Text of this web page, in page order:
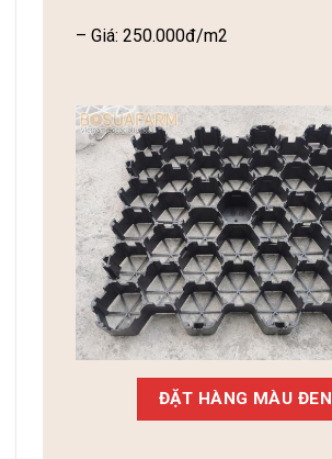
– Giá: 250.000đ/m2
ĐẶT HÀNG MÀU ĐEN